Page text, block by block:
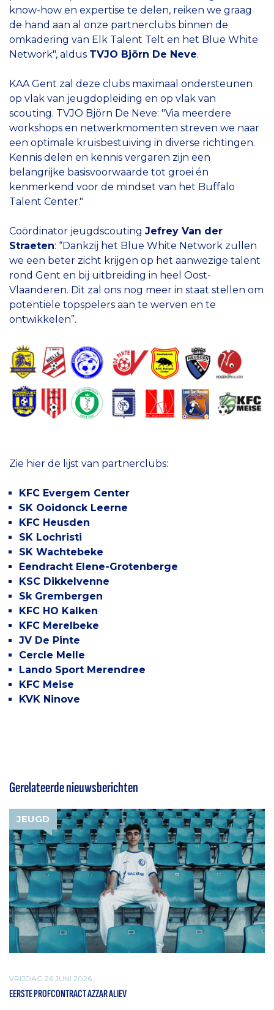
know-how en expertise te delen, reiken we graag
de hand aan al onze partnerclubs binnen de
omkadering van Elk Talent Telt en het Blue White
Network", aldus TVJO Björn De Neve.
KAA Gent zal deze clubs maximaal ondersteunen
op vlak van jeugdopleiding en op vlak van
scouting. TVJO Björn De Neve: "Via meerdere
workshops en netwerkmomenten streven we naar
een optimale kruisbestuiving in diverse richtingen.
Kennis delen en kennis vergaren zijn een
belangrijke basisvoorwaarde tot groei én
kenmerkend voor de mindset van het Buffalo
Talent Center."
Coördinator jeugdscouting Jefrey Van der
Straeten: “Dankzij het Blue White Network zullen
we een beter zicht krijgen op het aanwezige talent
rond Gent en bij uitbreiding in heel Oost-
Vlaanderen. Dit zal ons nog meer in staat stellen om
potentiële topspelers aan te werven en te
ontwikkelen”.
Zie hier de lijst van partnerclubs:
KFC Evergem Center
SK Ooidonck Leerne
KFC Heusden
SK Lochristi
SK Wachtebeke
Eendracht Elene-Grotenberge
KSC Dikkelvenne
Sk Grembergen
KFC HO Kalken
KFC Merelbeke
JV De Pinte
Cercle Melle
Lando Sport Merendree
KFC Meise
KVK Ninove
Gerelateerde nieuwsberichten
JEUGD
VRIJDAG 26 JUNI 2026
EERSTE PROFCONTRACT AZZAR ALIEV